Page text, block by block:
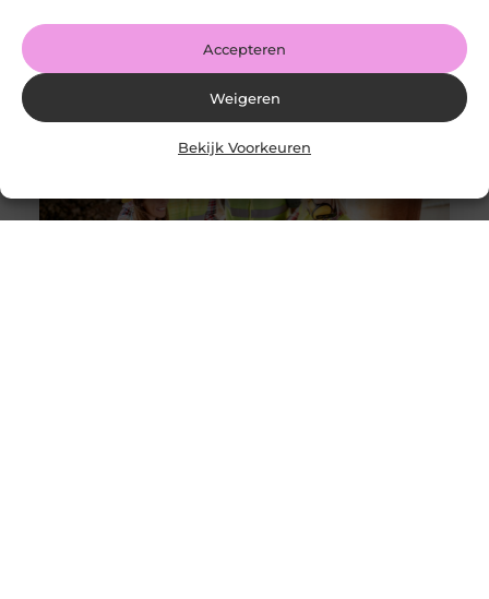
Accepteren
Weigeren
Bekijk Voorkeuren